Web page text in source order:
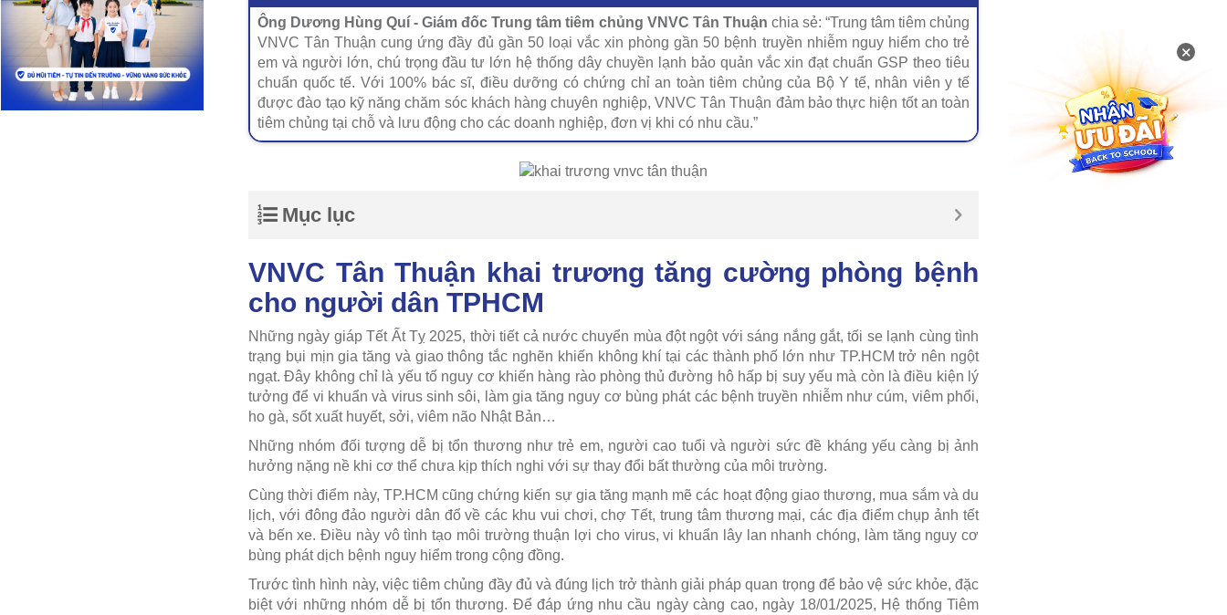
Ông Dương Hùng Quí - Giám đốc Trung tâm tiêm chủng VNVC Tân Thuận chia sẻ: “Trung tâm tiêm chủng
VNVC Tân Thuận cung ứng đầy đủ gần 50 loại vắc xin phòng gần 50 bệnh truyền nhiễm nguy hiểm cho trẻ
em và người lớn, chú trọng đầu tư lớn hệ thống dây chuyền lạnh bảo quản vắc xin đạt chuẩn GSP theo tiêu
chuẩn quốc tế. Với 100% bác sĩ, điều dưỡng có chứng chỉ an toàn tiêm chủng của Bộ Y tế, nhân viên y tế
được đào tạo kỹ năng chăm sóc khách hàng chuyên nghiệp, VNVC Tân Thuận đảm bảo thực hiện tốt an toàn
tiêm chủng tại chỗ và lưu động cho các doanh nghiệp, đơn vị khi có nhu cầu.”
Mục lục
VNVC Tân Thuận khai trương tăng cường phòng bệnh
cho người dân TPHCM
Những ngày giáp Tết Ất Tỵ 2025, thời tiết cả nước chuyển mùa đột ngột với sáng nắng gắt, tối se lạnh cùng tình
trạng bụi mịn gia tăng và giao thông tắc nghẽn khiến không khí tại các thành phố lớn như TP.HCM trở nên ngột
ngạt. Đây không chỉ là yếu tố nguy cơ khiến hàng rào phòng thủ đường hô hấp bị suy yếu mà còn là điều kiện lý
tưởng để vi khuẩn và virus sinh sôi, làm gia tăng nguy cơ bùng phát các bệnh truyền nhiễm như cúm, viêm phổi,
ho gà, sốt xuất huyết, sởi, viêm não Nhật Bản…
Những nhóm đối tượng dễ bị tổn thương như trẻ em, người cao tuổi và người sức đề kháng yếu càng bị ảnh
hưởng nặng nề khi cơ thể chưa kịp thích nghi với sự thay đổi bất thường của môi trường.
Cùng thời điểm này, TP.HCM cũng chứng kiến sự gia tăng mạnh mẽ các hoạt động giao thương, mua sắm và du
lịch, với đông đảo người dân đổ về các khu vui chơi, chợ Tết, trung tâm thương mại, các địa điểm chụp ảnh tết
và bến xe. Điều này vô tình tạo môi trường thuận lợi cho virus, vi khuẩn lây lan nhanh chóng, làm tăng nguy cơ
bùng phát dịch bệnh nguy hiểm trong cộng đồng.
Trước tình hình này, việc tiêm chủng đầy đủ và đúng lịch trở thành giải pháp quan trọng để bảo vệ sức khỏe, đặc
biệt với những nhóm dễ bị tổn thương. Để đáp ứng nhu cầu ngày càng cao, ngày 18/01/2025, Hệ thống Tiêm
×